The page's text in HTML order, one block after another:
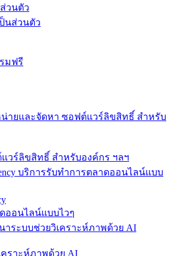
วนตัว
นส่วนตัว
วร์ลิขสิทธิ์ สำหรับองค์กร ฯลฯ
ออนไลน์แบบไวๆ
ราะห์ภาพด้วย AI